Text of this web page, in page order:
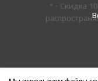
* - Скидка